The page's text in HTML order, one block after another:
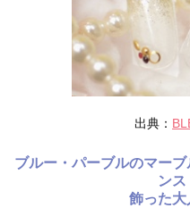
出典：
ブルー・パーブルのマー
ン
飾った大